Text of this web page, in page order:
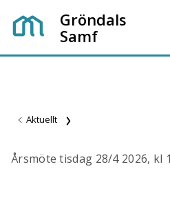
Gröndals
Samf
Aktuellt
Årsmöte tisdag 28/4 2026, kl